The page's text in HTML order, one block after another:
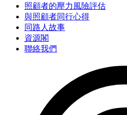
照顧者的壓力風險評估
與照顧者同行心得
同路人故事
資源閣
聯絡我們